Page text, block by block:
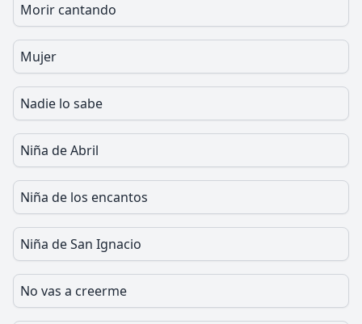
Morir cantando
Mujer
Nadie lo sabe
Niña de Abril
Niña de los encantos
Niña de San Ignacio
No vas a creerme